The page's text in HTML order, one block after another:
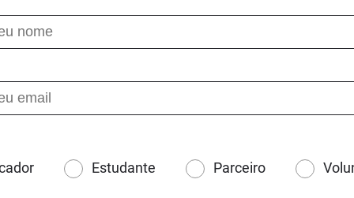
Estudante Parceiro